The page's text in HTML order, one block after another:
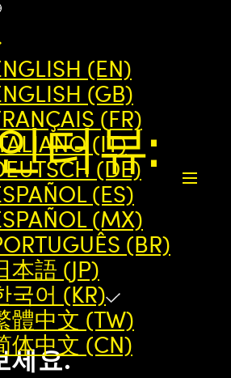
(EN)
(GB)
(FR)
(IT)
(DE)
(ES)
(MX)
(BR)
本語 (JP)
국어 (KR)
體中文 (TW)
体中文 (CN)
터뷰:
세요.